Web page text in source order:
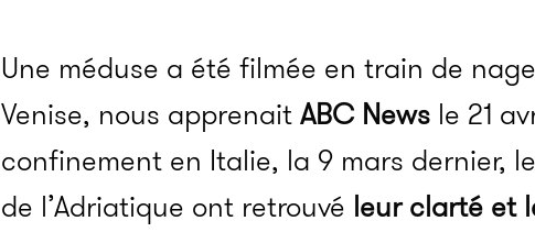
Une méduse a été filmée en train de
Venise, nous apprenaitABC News le 21
confinement en Italie, la 9 mars dernier,
de l’Adriatique ont retrouvé leur clarté et